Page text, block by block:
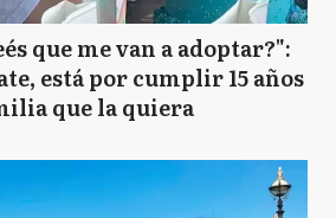
que me van a adoptar?":
está por cumplir 15 años
que la quiera